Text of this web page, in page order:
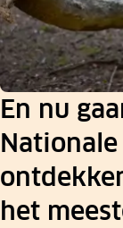
En nu
het